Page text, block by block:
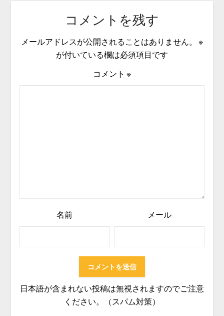
コメントを残す
メールアドレスが公開されることはありません。
※
が付いている欄は必須項目です
コメント ※
名前 メール
日本語が含まれない投稿は無視されますのでご注意
ください。（スパム対策）